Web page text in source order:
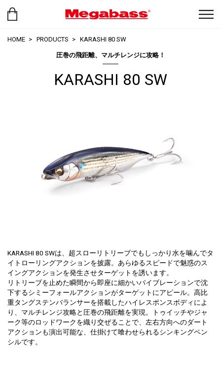
HOME PRODUCTS KARASHI 80 SW
圧巻の飛距離、マルチレンジに攻略！
KARASHI 80 SW
KARASHI 80 SWは、超スローリトリーブでもしっかり水を噛んでタ
イトローリングアクションを披露。あらゆるスピードで魅惑のス
イングアクションを発生させターゲットを誘います。
リトリーブを止めた瞬間から即座に細かいバイブレーションで沈
下するシミーフォールアクションがターゲットにアピール。高比
重タングステンバランサーを搭載したハイレスポンスボディによ
り、マルチレンジ攻略と圧巻の飛距離を実現。トゥイッチやジャ
ーク等のロッドワークを織り交ぜることで、左右方向へのダート
アクションも演出可能な、仕掛けて喰わせられるシンキングペン
シルです。